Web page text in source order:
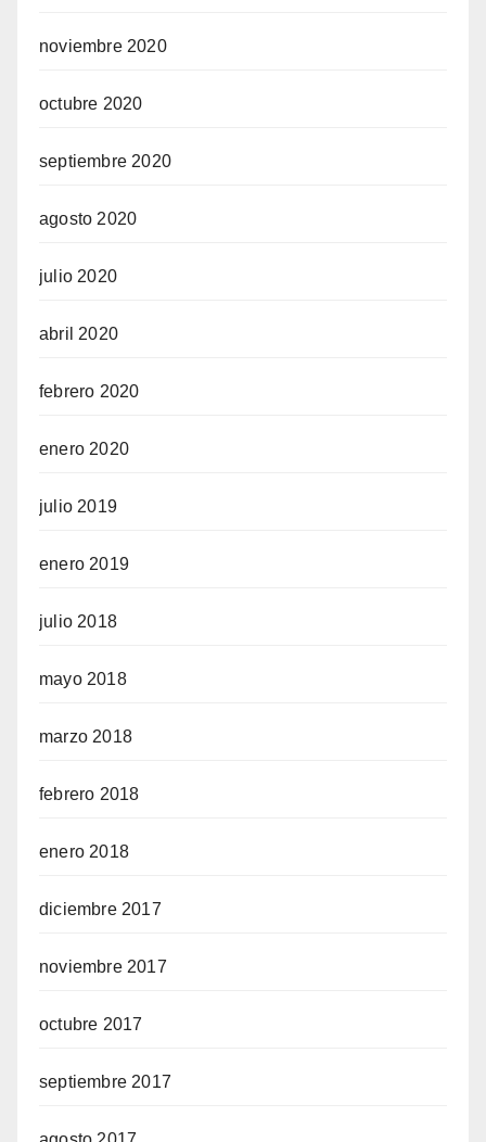
noviembre 2020
octubre 2020
septiembre 2020
agosto 2020
julio 2020
abril 2020
febrero 2020
enero 2020
julio 2019
enero 2019
julio 2018
mayo 2018
marzo 2018
febrero 2018
enero 2018
diciembre 2017
noviembre 2017
octubre 2017
septiembre 2017